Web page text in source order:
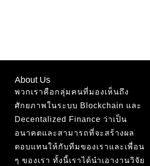
About Us
พวกเราคือกลุ่มคนที่มองเห็นถึง
ศักยภาพในระบบ Blockchain และ
Decentalized Finance ว่าเป็น
อนาคตและสามารถที่จะสร้างผล
ตอบแทนให้กับทีมของเราและเพื่อน
ๆ ของเรา ทั้งนี้เราได้นำเอางานวิจัย